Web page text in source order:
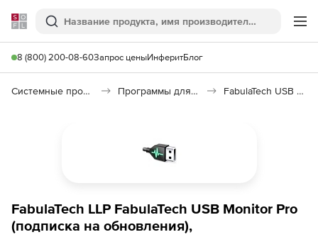
Softline
Поиск
8 (800) 200-08-60Запрос ценыИнферитБлог
Системные программы Программы для диагностики системы FabulaTech USB Monitor Pro
FabulaTech LLP FabulaTech USB Monitor Pro
(подписка на обновления),